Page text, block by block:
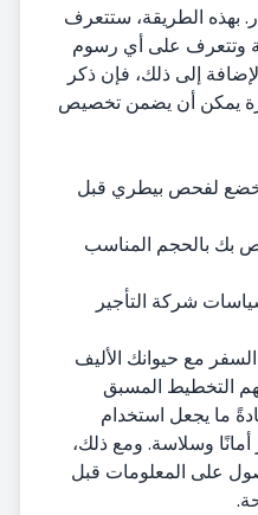
بهذه الطريقة، ستتعرف
وتتعرف على أي رسوم
إلى ذلك، فإن ذكر
يمكن أن يضمن تخصيص
خضع لفحص بيطري قبل
بك بالحجم المناسب
شركة التأجير
مع حيوانك الأليف
التخطيط المسبق
ما يجعل استخدام
أمانًا وسلاسة. ومع ذلك،
على المعلومات قبل